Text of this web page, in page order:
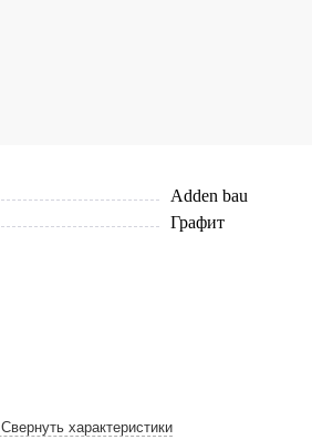
Adden bau
Графит
Свернуть характеристики